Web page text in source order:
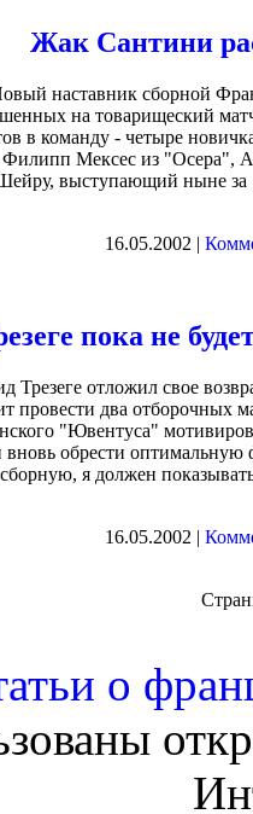
Жак Сантини
наставник сборной
на товарищеский
в команду - четыре
Филипп Мексес из "Осера",
выступающий ныне за
16.05.2002 |
пока не
Трезеге отложил свое
провести два отборочных
"Ювентуса"
вновь обрести оптимальную
сборную, я должен
16.05.2002 |
о